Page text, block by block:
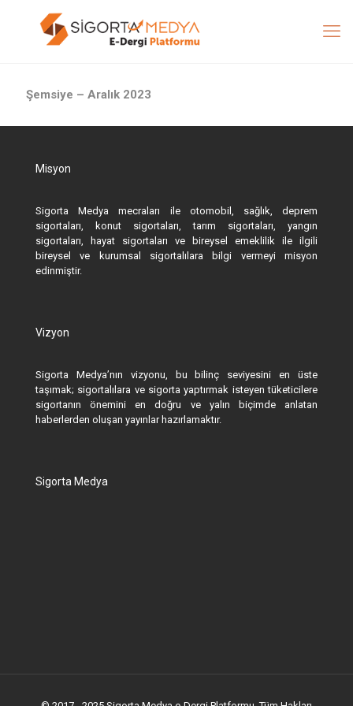
Şemsiye – Aralık 2023
Misyon
Sigorta Medya mecraları ile otomobil, sağlık, deprem
sigortaları, konut sigortaları, tarım sigortaları, yangın
sigortaları, hayat sigortaları ve bireysel emeklilik ile ilgili
bireysel ve kurumsal sigortalılara bilgi vermeyi misyon
edinmiştir.
Vizyon
Sigorta Medya’nın vizyonu, bu bilinç seviyesini en üste
taşımak; sigortalılara ve sigorta yaptırmak isteyen tüketicilere
sigortanın önemini en doğru ve yalın biçimde anlatan
haberlerden oluşan yayınlar hazırlamaktır.
Sigorta Medya